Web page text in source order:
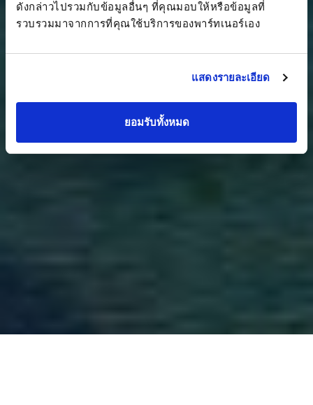
ดังกล่าวไปรวมกับข้อมูลอื่นๆ ที่คุณมอบให้หรือข้อมูลที่
รวบรวมมาจากการที่คุณใช้บริการของพาร์ทเนอร์เอง
แสดงรายละเอียด
ยอมรับทั้งหมด